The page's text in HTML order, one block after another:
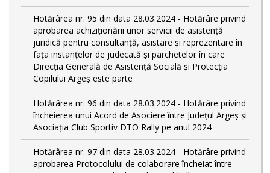
Hotărârea nr. 95 din data 28.03.2024 - Hotărâre privind
aprobarea achiziționării unor servicii de asistență
juridică pentru consultanță, asistare și reprezentare în
fața instanțelor de judecată și parchetelor în care
Direcția Generală de Asistență Socială și Protecția
Copilului Argeș este parte
Hotărârea nr. 96 din data 28.03.2024 - Hotărâre privind
încheierea unui Acord de Asociere între Județul Argeș și
Asociația Club Sportiv DTO Rally pe anul 2024
Hotărârea nr. 97 din data 28.03.2024 - Hotărâre privind
aprobarea Protocolului de colaborare încheiat între